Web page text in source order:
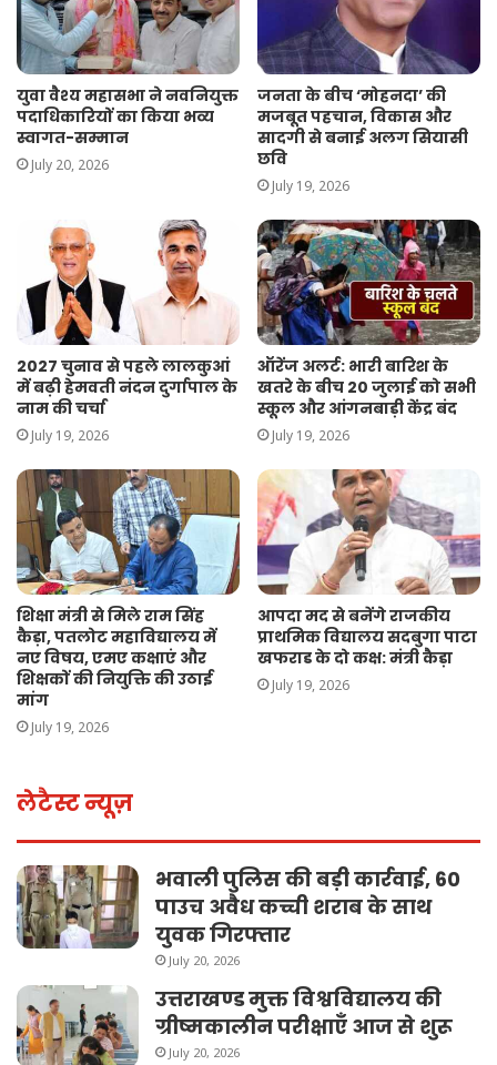
युवा वैश्य महासभा ने नवनियुक्त
पदाधिकारियों का किया भव्य
स्वागत-सम्मान
July 20, 2026
जनता के बीच ‘मोहनदा’ की
मजबूत पहचान, विकास और
सादगी से बनाई अलग सियासी
छवि
July 19, 2026
2027 चुनाव से पहले लालकुआं
में बढ़ी हेमवती नंदन दुर्गापाल के
नाम की चर्चा
July 19, 2026
ऑरेंज अलर्ट: भारी बारिश के
खतरे के बीच 20 जुलाई को सभी
स्कूल और आंगनबाड़ी केंद्र बंद
July 19, 2026
शिक्षा मंत्री से मिले राम सिंह
कैड़ा, पतलोट महाविद्यालय में
नए विषय, एमए कक्षाएं और
शिक्षकों की नियुक्ति की उठाई
मांग
July 19, 2026
आपदा मद से बनेंगे राजकीय
प्राथमिक विद्यालय सदबुगा पाटा
खफराड के दो कक्ष: मंत्री कैड़ा
July 19, 2026
लेटैस्ट न्यूज़
भवाली पुलिस की बड़ी कार्रवाई, 60
पाउच अवैध कच्ची शराब के साथ
युवक गिरफ्तार
July 20, 2026
उत्तराखण्ड मुक्त विश्वविद्यालय की
ग्रीष्मकालीन परीक्षाएँ आज से शुरू
July 20, 2026